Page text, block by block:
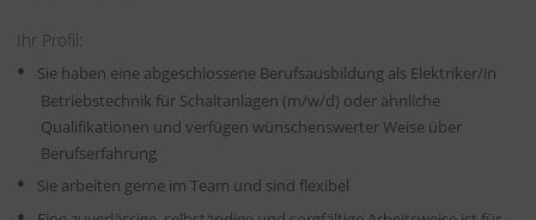
Ihr Profil:
Sie haben eine abgeschlossene Berufsausbildung als Elektriker/in
Betriebstechnik für Schaltanlagen (m/w/d) oder ähnliche
Qualifikationen und verfügen wünschenswerter Weise über
Berufserfahrung
Sie arbeiten gerne im Team und sind flexibel